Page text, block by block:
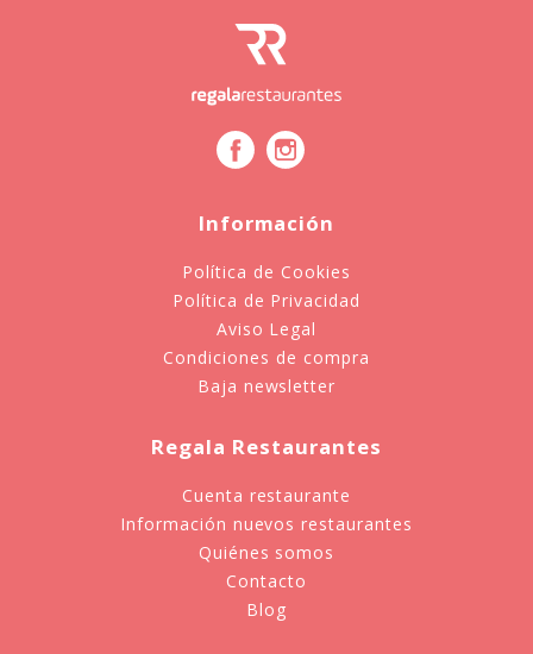
Información
Política de Cookies
Política de Privacidad
Aviso Legal
Condiciones de compra
Baja newsletter
Regala Restaurantes
Cuenta restaurante
Información nuevos restaurantes
Quiénes somos
Contacto
Blog